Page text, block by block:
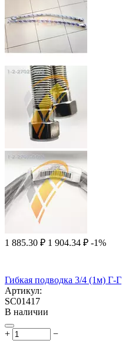
1 885.30 ₽ 1 904.34 ₽ -1%
Гибкая подводка 3/4 (1м) Г-Г
Артикул:
SC01417
В наличии
+ −